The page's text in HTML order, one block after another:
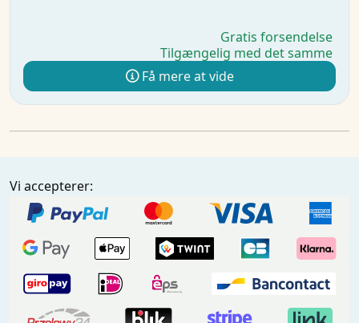
Gratis forsendelse
Tilgængelig med det samme
Få mere at vide
Vi accepterer: